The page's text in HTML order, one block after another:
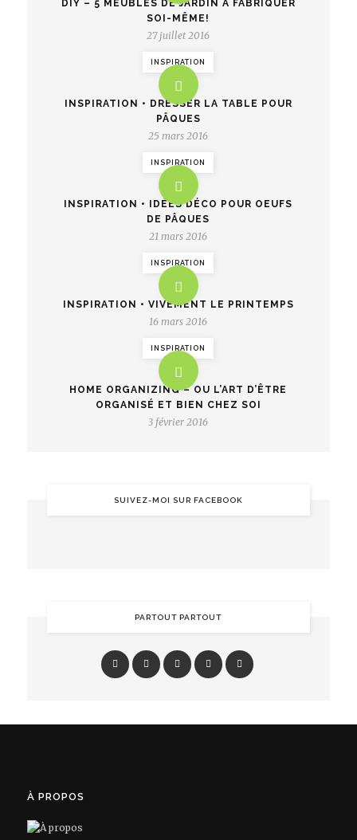
DIY – 5 MEUBLES DE JARDIN À FABRIQUER
SOI-MÊME!
27 juillet 2016
INSPIRATION
INSPIRATION • DRESSER LA TABLE POUR
PÂQUES
25 mars 2016
INSPIRATION
INSPIRATION • IDÉES DÉCO POUR OEUFS
DE PÂQUES
21 mars 2016
INSPIRATION
INSPIRATION • VIVEMENT LE PRINTEMPS
16 mars 2016
INSPIRATION
HOME ORGANIZING – OU L’ART D’ÊTRE
ORGANISÉ ET BIEN CHEZ SOI
3 février 2016
SUIVEZ-MOI SUR FACEBOOK
PARTOUT PARTOUT
À PROPOS